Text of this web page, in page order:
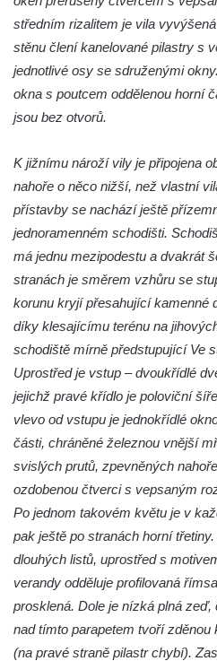
Bývalá továrna J. B. Limburger
přádelny bavlny v Chotyni
Bývalá továrna Johann
výroba dřevěného zboží v
Bukovou
Pavilon Reinerovy fresky v
parku v Duchcově
Dřevěný altán v Teplické ulici v
Oplocení čestného dvora
Duchcově
Fara u kostela Zvěstování
náměstí Republiky v Duchcově
Areál Mikov v Mikulášovicích –
Röslera synové, továrna
Dům správce hřbitova v
Tovární budova v
Pohl, továrna na gumové stuhy
Tovární budova čp. 478 v
Franz Frenzel, továrna na nože
Tovární budova jižně od dolního
Mikulášovicích – Josef Kunert &
kovové a kancelářské zboží
středním rizalitem je vila
stěnu člení kanelované pilastry s
jednotlivé osy se sdruženými
okna s poutcem oddělenou horní
jsou bez otvorů.
K jižnímu nároží vily je připojena
nahoře o něco nižší, než vlastní
přístavby se nachází ještě
jednoramenném schodišti.
má jednu mezipodestu a dvakrát
stranách je směrem vzhůru se
korunu kryjí přesahující kamenné
díky klesajícímu terénu na
schodiště mírně předstupující Ve
Uprostřed je vstup – dvoukřídlé
jejichž pravé křídlo je poloviční
vlevo od vstupu je jednokřídlé
části, chráněné železnou vnější
svislých prutů, zpevněných
ozdobenou čtverci s vepsaným
Po jednom takovém květu je v
pak ještě po stranách horní
dlouhých listů, uprostřed s
verandy odděluje profilovaná
prosklená. Dole je nízká plná
nad tímto parapetem tvoří
(na pravé straně pilastr chybí).